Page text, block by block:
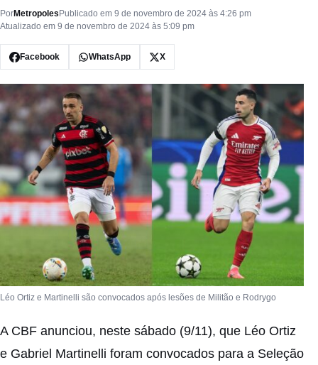
PorMetropoles Publicado em 9 de novembro de 2024 às 4:26 pm
Atualizado em 9 de novembro de 2024 às 5:09 pm
Facebook WhatsApp X
Léo Ortiz e Martinelli são convocados após lesões de Militão e Rodrygo
A CBF anunciou, neste sábado (9/11), que Léo Ortiz
e Gabriel Martinelli foram convocados para a Seleção